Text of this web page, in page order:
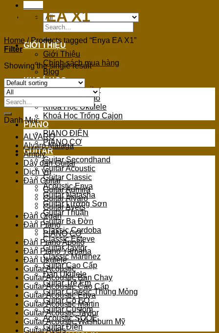
Search
for:
GIỚI THIỆU
Giới Thiệu
Chính sách mua hàng
Blog
KHOÁ HỌC
Khoá Học Guitar
Khoá Học Piano
Khoá Học Ukulele
Khoá Học Trống Cajon
PIANO
PIANO ĐIỆN
PIANO CƠ
GUITAR
Guitar Secondhand
Guitar Acoustic
Guitar Classic
Acoustic Enya
Guitar Natasha
Guitar Lương Sơn
Guitar Thuận
Guitar Ba Đờn
Classic Cordoba
Classic Esteve
Guitar Taylor
Classic Martinez
Guitar Cao Cấp
Đàn Ukulele
Guitar Trẻ Em
Guitar Classic Thùng Mỏng
Guitar Có EQ
Guitar Custom
Acoustic SQOE
Guitar Điện
Enya EA X1
Home /Products tagged “Enya EA X1”
Filter
Showing the single result
Search
for:
Danh Mục
ALVARO
Alvaro Malaga
Amply
Dây đàn Guitar
Dịch Vụ
Đàn Guitar
Guitar Admira
Guitar Alvaro
Guitar Ayers
Đàn Organ
Đàn Piano
PIANO CƠ
Đàn Piano Apollo
Đàn Piano Yamaha
Đàn Ukulele
Guitar Acoustic
Guitar Acoustic Bán Chạy
Guitar Acoustic Cao Cấp
Guitar Acoustic Enya
Guitar Acoustic Martin
Guitar Acoustic Taylor
Guitar Acoustic Washburn Mỹ
Guitar Ayers